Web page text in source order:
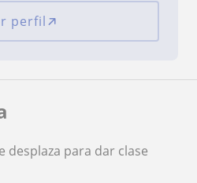
perfil
desplaza para dar clase